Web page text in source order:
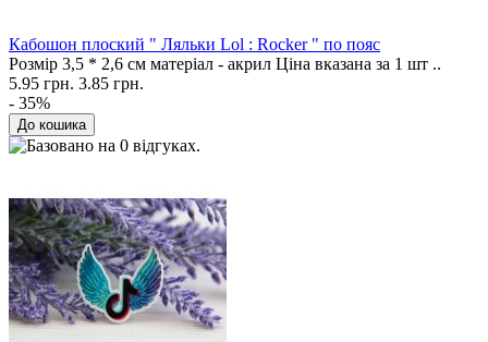
Кабошон плоский " Ляльки Lol : Rocker " по пояс
Розмір 3,5 * 2,6 см матеріал - акрил Ціна вказана за 1 шт ..
5.95 грн. 3.85 грн.
- 35%